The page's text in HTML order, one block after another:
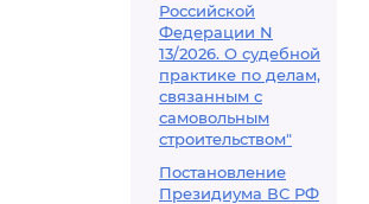
Российской
Федерации N
13/2026. О судебной
практике по делам,
связанным с
самовольным
строительством"
Постановление
Президиума ВС РФ